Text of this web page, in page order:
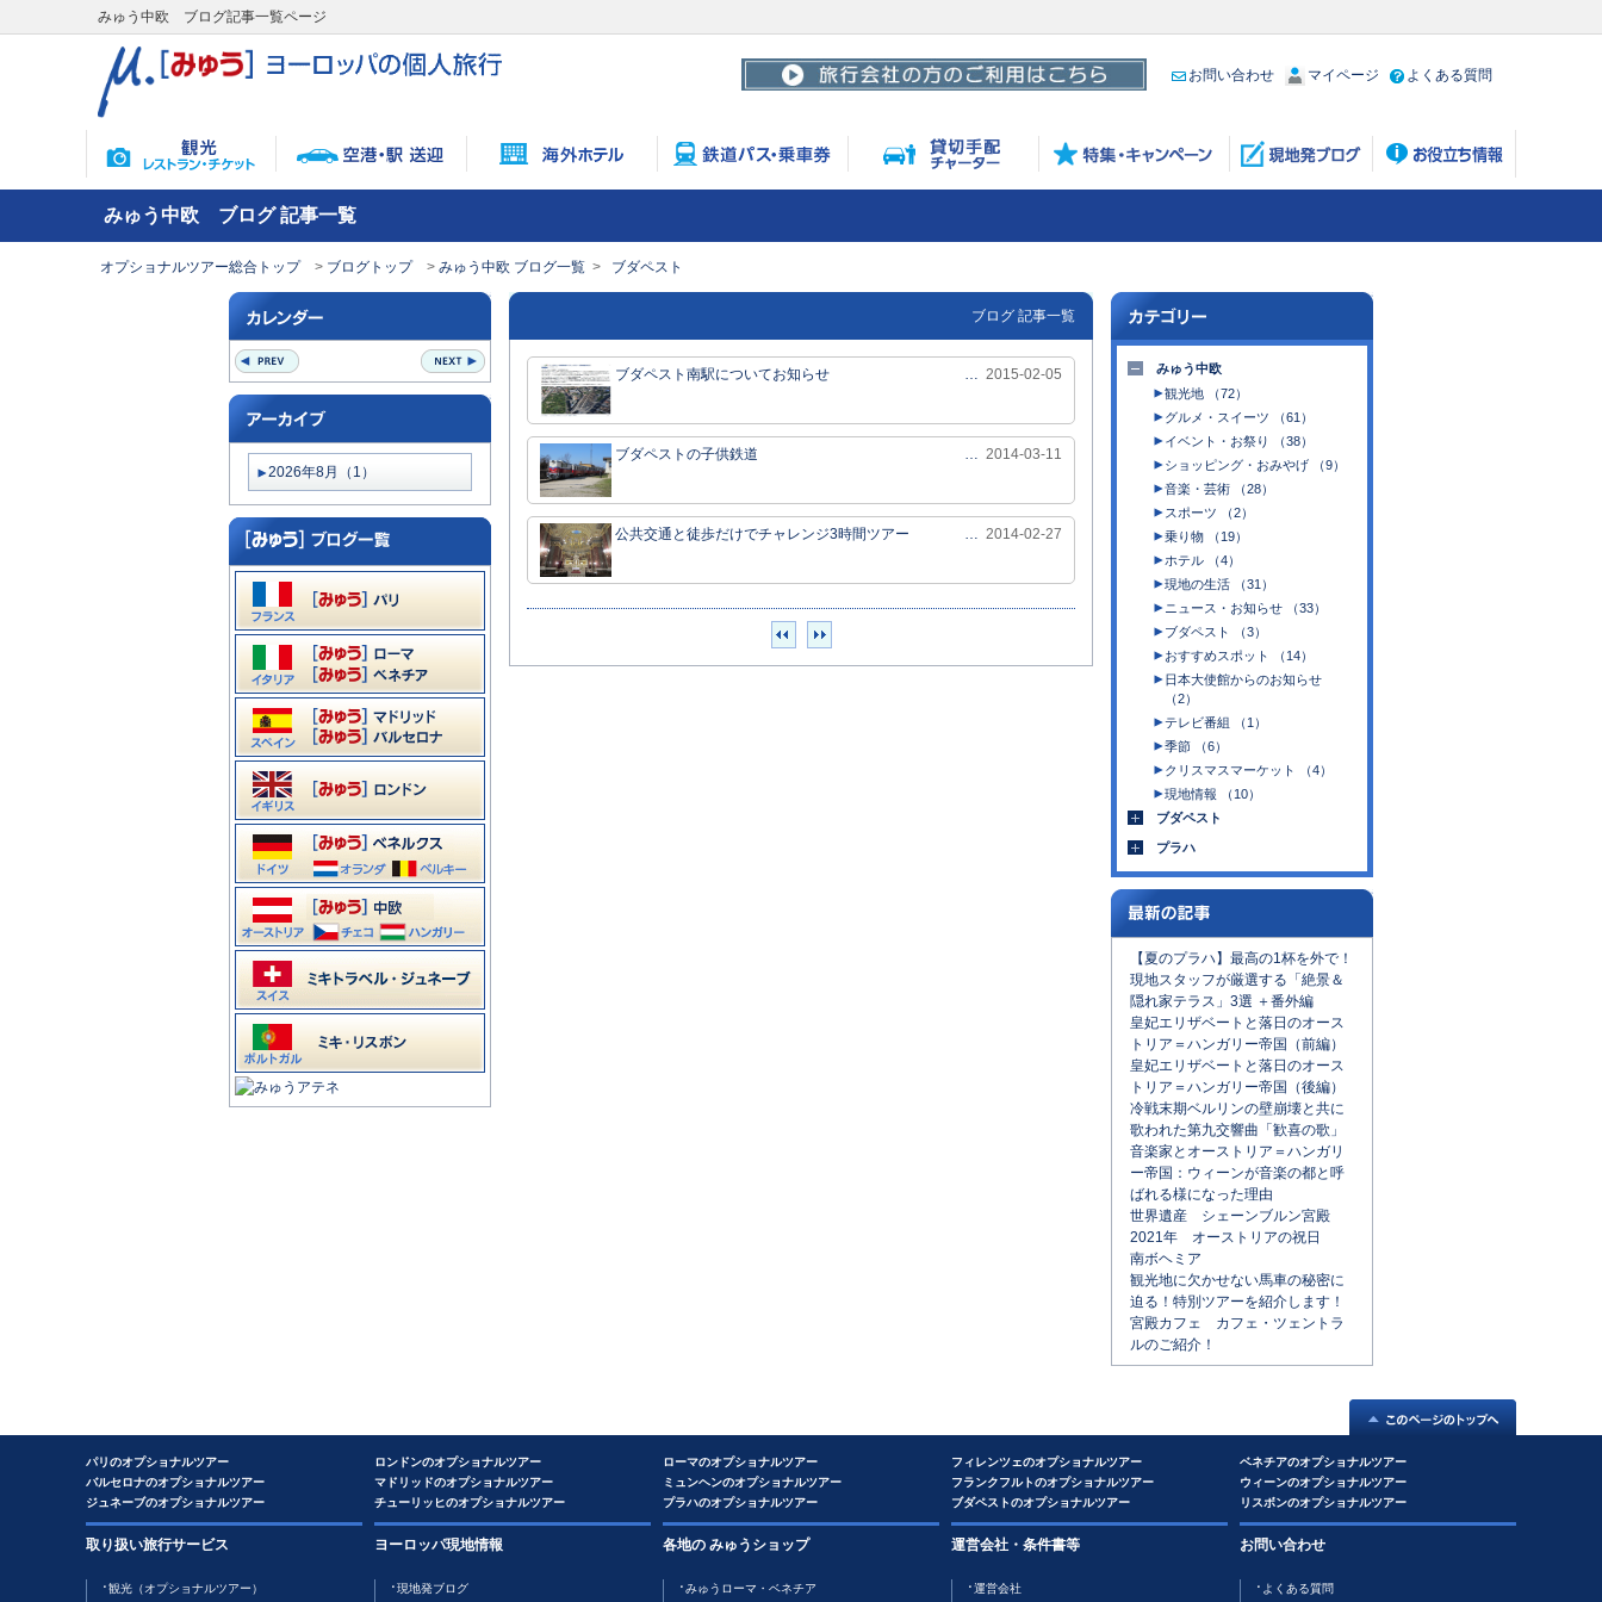
みゅう中欧 ブログ記事一覧ページ
お問い合わせ マイページ よくある質問
みゅう中欧 ブログ 記事一覧
オプショナルツアー総合トップ ブログトップ みゅう中欧 ブログ一覧 ブダペスト
2026年8月（1）
ブログ 記事一覧
ブダペスト南駅についてお知らせ … 2015-02-05
ブダペストの子供鉄道 … 2014-03-11
公共交通と徒歩だけでチャレンジ3時間ツアー … 2014-02-27
みゅう中欧
観光地 （72）
グルメ・スイーツ （61）
イベント・お祭り （38）
ショッピング・おみやげ （9）
音楽・芸術 （28）
スポーツ （2）
乗り物 （19）
ホテル （4）
現地の生活 （31）
ニュース・お知らせ （33）
ブダペスト （3）
おすすめスポット （14）
日本大使館からのお知らせ
（2）
テレビ番組 （1）
季節 （6）
クリスマスマーケット （4）
現地情報 （10）
ブダペスト
プラハ
【夏のプラハ】最高の1杯を外で！
現地スタッフが厳選する「絶景＆
隠れ家テラス」3選 ＋番外編
皇妃エリザベートと落日のオース
トリア＝ハンガリー帝国（前編）
皇妃エリザベートと落日のオース
トリア＝ハンガリー帝国（後編）
冷戦末期ベルリンの壁崩壊と共に
歌われた第九交響曲「歓喜の歌」
音楽家とオーストリア＝ハンガリ
ー帝国：ウィーンが音楽の都と呼
ばれる様になった理由
世界遺産 シェーンブルン宮殿
2021年 オーストリアの祝日
南ボヘミア
観光地に欠かせない馬車の秘密に
迫る！特別ツアーを紹介します！
宮殿カフェ カフェ・ツェントラ
ルのご紹介！
パリのオプショナルツアー
バルセロナのオプショナルツアー
ジュネーブのオプショナルツアー
ロンドンのオプショナルツアー
マドリッドのオプショナルツアー
チューリッヒのオプショナルツアー
ローマのオプショナルツアー
ミュンヘンのオプショナルツアー
プラハのオプショナルツアー
フィレンツェのオプショナルツアー
フランクフルトのオプショナルツアー
ブダペストのオプショナルツアー
ベネチアのオプショナルツアー
ウィーンのオプショナルツアー
リスボンのオプショナルツアー
取り扱い旅行サービス
観光（オプショナルツアー）
ヨーロッパ現地情報
現地発ブログ
各地の みゅうショップ
みゅうローマ・ベネチア
運営会社・条件書等
運営会社
お問い合わせ
よくある質問